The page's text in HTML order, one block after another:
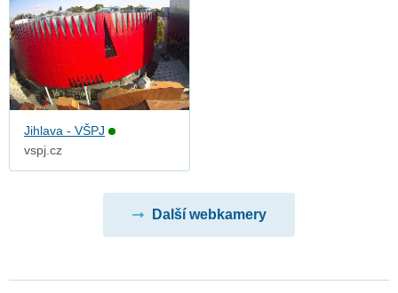
Jihlava - VŠPJ
vspj.cz
Další webkamery